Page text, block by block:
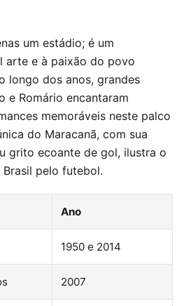
um estádio; é um
arte e à paixão do povo
longo dos anos, grandes
e Romário encantaram
memoráveis neste palco
do Maracanã, com sua
grito ecoante de gol, ilustra o
pelo futebol.
Ano
1950 e 2014
2007